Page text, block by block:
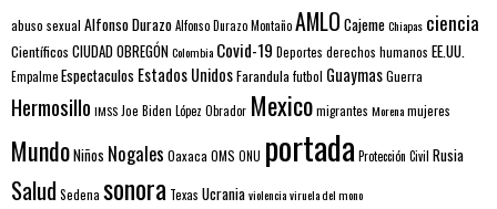
abuso sexual Alfonso DurazoAlfonso Durazo MontañoAMLO CajemeChiapas ciencia
Científicos CIUDAD OBREGÓNColombia Covid-19 Deportes derechos humanos EE.UU.
EmpalmeEspectaculos Estados UnidosFarandulafutbol GuaymasGuerra
Hermosillo IMSS Joe Biden López Obrador Mexicomigrantes Morenamujeres
MundoNiños Nogales Oaxaca OMS ONU portada Protección Civil Rusia
Salud Sedena sonora Texas Ucraniaviolenciaviruela del mono